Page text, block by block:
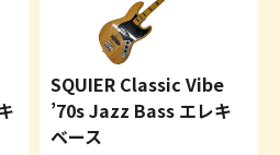
SQUIER Classic Vibe
’70s Jazz Bass エレキ
ベース